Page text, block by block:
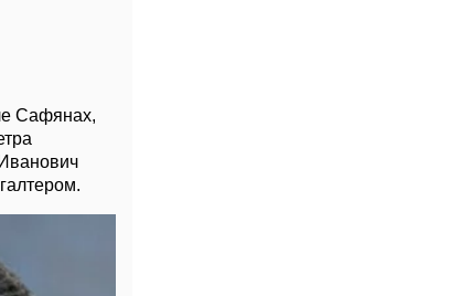
Сафянах,